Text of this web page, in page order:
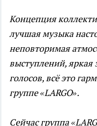
Концепция
лучшая музыка
неповторимая
выступлений, яркая
голосов, всё это
группе «LARGO».
Сейчас группа